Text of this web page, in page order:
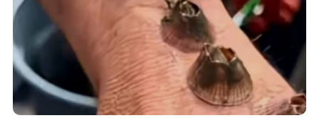
5 Hidden Signs You Have Worms Inside Your
Body